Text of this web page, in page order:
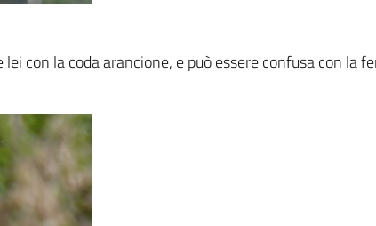
con la coda arancione, e può essere confusa con la